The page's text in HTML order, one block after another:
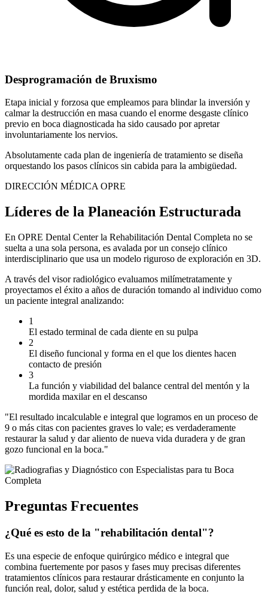
Desprogramación de Bruxismo
Etapa inicial y forzosa que empleamos para blindar la inversión y
calmar la destrucción en masa cuando el enorme desgaste clínico
previo en boca diagnosticada ha sido causado por apretar
involuntariamente los nervios.
Absolutamente cada plan de ingeniería de tratamiento se diseña
orquestando los pasos clínicos sin cabida para la ambigüedad.
DIRECCIÓN MÉDICA OPRE
Líderes de la Planeación Estructurada
En OPRE Dental Center la Rehabilitación Dental Completa no se
suelta a una sola persona, es avalada por un consejo clínico
interdisciplinario que usa un modelo riguroso de exploración en 3D.
A través del visor radiológico evaluamos milímetratamente y
proyectamos el éxito a años de duración tomando al individuo como
un paciente integral analizando:
1
El estado terminal de cada diente en su pulpa
2
El diseño funcional y forma en el que los dientes hacen
contacto de presión
3
La función y viabilidad del balance central del mentón y la
mordida maxilar en el descanso
"El resultado incalculable e integral que logramos en un proceso de
9 o más citas con pacientes graves lo vale; es verdaderamente
restaurar la salud y dar aliento de nueva vida duradera y de gran
gozo funcional en la boca."
Preguntas Frecuentes
¿Qué es esto de la "rehabilitación dental"?
Es una especie de enfoque quirúrgico médico e integral que
combina fuertemente por pasos y fases muy precisas diferentes
tratamientos clínicos para restaurar drásticamente en conjunto la
función real, dolor, salud y estética perdida de la boca.